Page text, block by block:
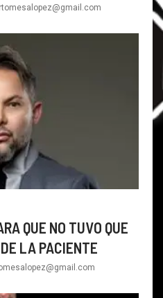
QUE NO TUVO QUE
LA PACIENTE